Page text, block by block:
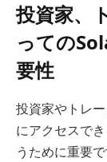
投資家、
っての
要性
投資家やトレ
にアクセスで
うために重要